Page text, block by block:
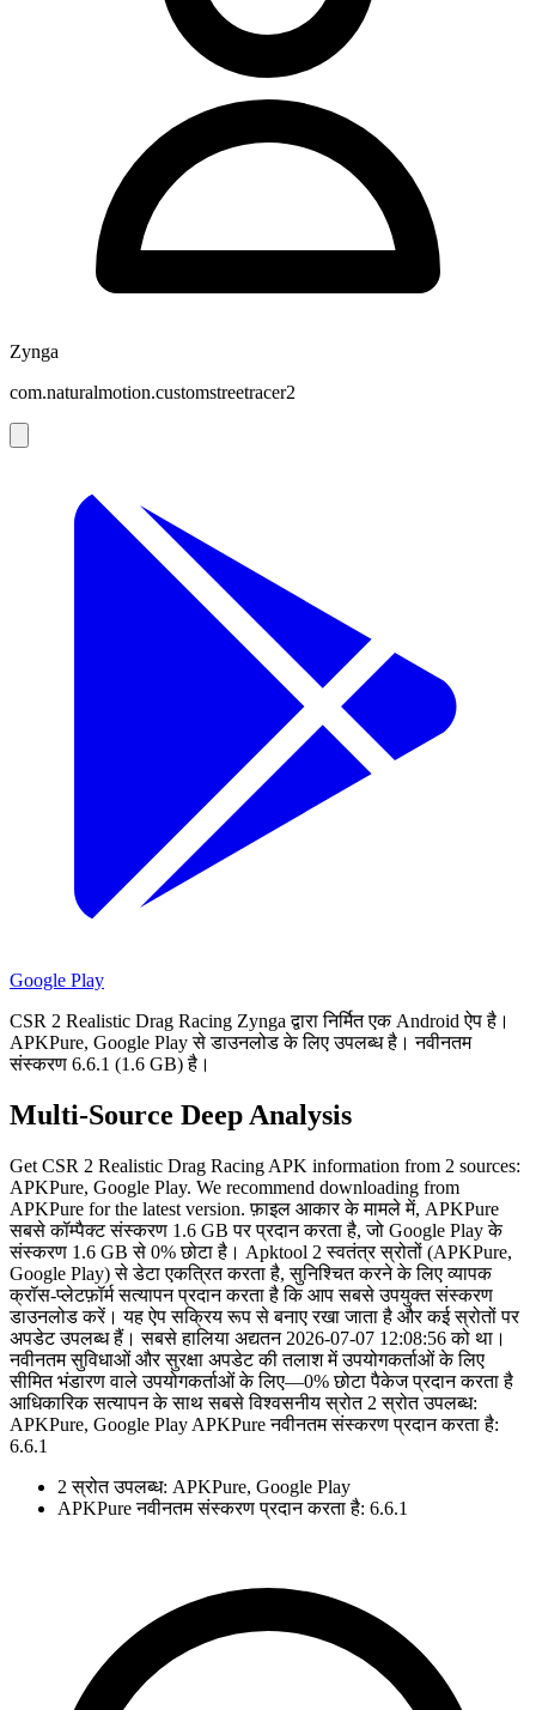
Zynga
com.naturalmotion.customstreetracer2
Google Play
CSR 2 Realistic Drag Racing Zynga द्वारा निर्मित एक Android ऐप है।
APKPure, Google Play से डाउनलोड के लिए उपलब्ध है। नवीनतम
संस्करण 6.6.1 (1.6 GB) है।
Multi-Source Deep Analysis
Get CSR 2 Realistic Drag Racing APK information from 2 sources:
APKPure, Google Play. We recommend downloading from
APKPure for the latest version. फ़ाइल आकार के मामले में, APKPure
सबसे कॉम्पैक्ट संस्करण 1.6 GB पर प्रदान करता है, जो Google Play के
संस्करण 1.6 GB से 0% छोटा है। Apktool 2 स्वतंत्र स्रोतों (APKPure,
Google Play) से डेटा एकत्रित करता है, सुनिश्चित करने के लिए व्यापक
क्रॉस-प्लेटफ़ॉर्म सत्यापन प्रदान करता है कि आप सबसे उपयुक्त संस्करण
डाउनलोड करें। यह ऐप सक्रिय रूप से बनाए रखा जाता है और कई स्रोतों पर
अपडेट उपलब्ध हैं। सबसे हालिया अद्यतन 2026-07-07 12:08:56 को था।
नवीनतम सुविधाओं और सुरक्षा अपडेट की तलाश में उपयोगकर्ताओं के लिए
सीमित भंडारण वाले उपयोगकर्ताओं के लिए—0% छोटा पैकेज प्रदान करता है
आधिकारिक सत्यापन के साथ सबसे विश्वसनीय स्रोत 2 स्रोत उपलब्ध:
APKPure, Google Play APKPure नवीनतम संस्करण प्रदान करता है:
6.6.1
2 स्रोत उपलब्ध: APKPure, Google Play
APKPure नवीनतम संस्करण प्रदान करता है: 6.6.1